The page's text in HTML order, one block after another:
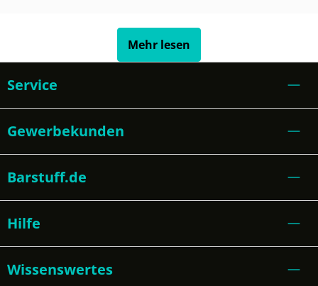
Mehr lesen
Service
Gewerbekunden
Barstuff.de
Hilfe
Wissenswertes